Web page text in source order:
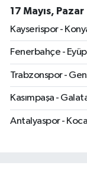
17 Mayıs, Pazar
Kayserispor -
Fenerbahçe -
Trabzonspor -
Kasımpaşa -
Antalyaspor -